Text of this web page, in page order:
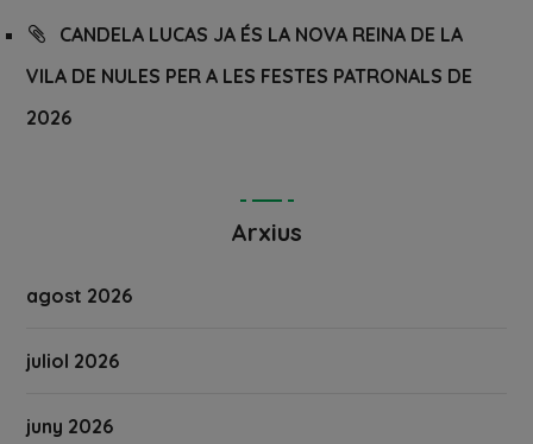
CANDELA LUCAS JA ÉS LA NOVA REINA DE LA
VILA DE NULES PER A LES FESTES PATRONALS DE
2026
Arxius
agost 2026
juliol 2026
juny 2026